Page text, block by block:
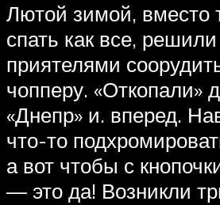
Лютой зимой, вместо
спать как все,
приятелями
чопперу. «Откопали»
«Днепр» и. вперед.
что-то
а вот чтобы с
— это да! Возникли